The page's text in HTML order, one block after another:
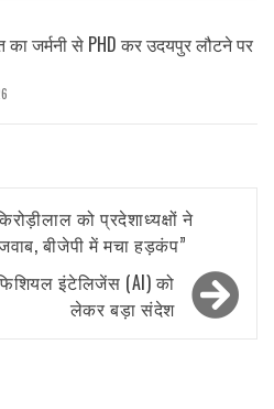
जर्मनी से PHD कर उदयपुर लौटने पर
को प्रदेशाध्यक्षों ने
बीजेपी में मचा हड़कंप”
इंटेलिजेंस (AI) को
लेकर बड़ा संदेश